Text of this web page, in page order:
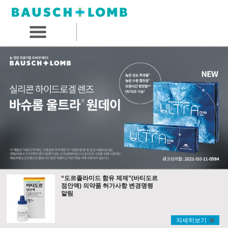
“도르졸라미드 함유 제제”(바티도르
점안액) 의약품 허가사항 변경명령
알림
자세히보기